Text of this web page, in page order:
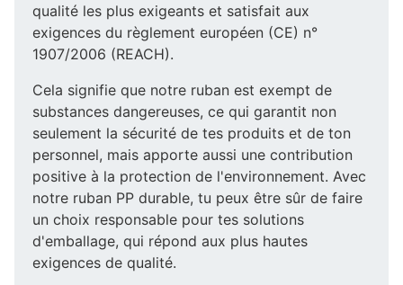
qualité les plus exigeants et satisfait aux
exigences du règlement européen (CE) n°
1907/2006 (REACH).
Cela signifie que notre ruban est exempt de
substances dangereuses, ce qui garantit non
seulement la sécurité de tes produits et de ton
personnel, mais apporte aussi une contribution
positive à la protection de l'environnement. Avec
notre ruban PP durable, tu peux être sûr de faire
un choix responsable pour tes solutions
d'emballage, qui répond aux plus hautes
exigences de qualité.